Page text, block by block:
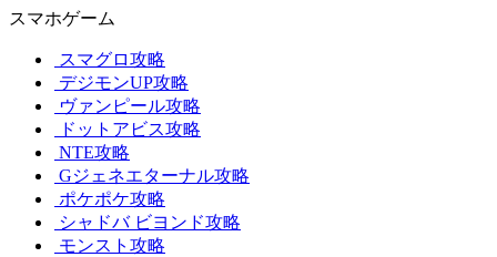
スマホゲーム
スマグロ攻略
デジモンUP攻略
ヴァンピール攻略
ドットアビス攻略
NTE攻略
Gジェネエターナル攻略
ポケポケ攻略
シャドバ ビヨンド攻略
モンスト攻略